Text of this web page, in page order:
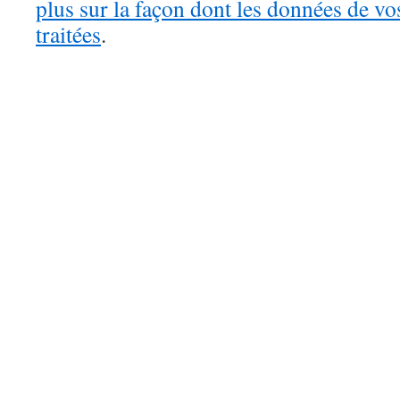
plus sur la façon dont les données de
traitées.